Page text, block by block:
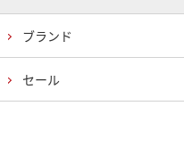
ブランド
セール